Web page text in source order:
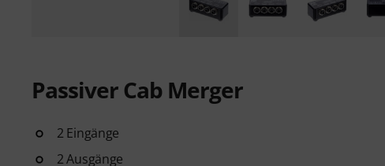
Passiver Cab Merger
2 Eingänge
2 Ausgänge